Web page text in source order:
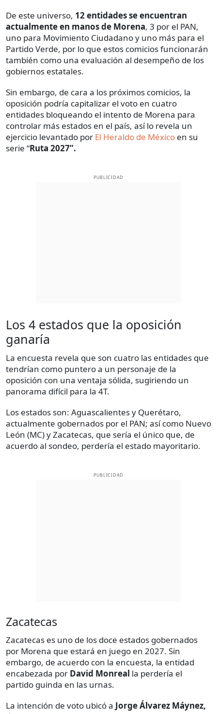
De este universo, 12 entidades se encuentran
actualmente en manos de Morena, 3 por el PAN,
uno para Movimiento Ciudadano y uno más para el
Partido Verde, por lo que estos comicios funcionarán
también como una evaluación al desempeño de los
gobiernos estatales.
Sin embargo, de cara a los próximos comicios, la
oposición podría capitalizar el voto en cuatro
entidades bloqueando el intento de Morena para
controlar más estados en el país, así lo revela un
ejercicio levantado por El Heraldo de México en su
serie “Ruta 2027”.
PUBLICIDAD
Los 4 estados que la oposición
ganaría
La encuesta revela que son cuatro las entidades que
tendrían como puntero a un personaje de la
oposición con una ventaja sólida, sugiriendo un
panorama difícil para la 4T.
Los estados son: Aguascalientes y Querétaro,
actualmente gobernados por el PAN; así como Nuevo
León (MC) y Zacatecas, que sería el único que, de
acuerdo al sondeo, perdería el estado mayoritario.
PUBLICIDAD
Zacatecas
Zacatecas es uno de los doce estados gobernados
por Morena que estará en juego en 2027. Sin
embargo, de acuerdo con la encuesta, la entidad
encabezada por David Monreal la perdería el
partido guinda en las urnas.
La intención de voto ubicó a Jorge Álvarez Máynez,